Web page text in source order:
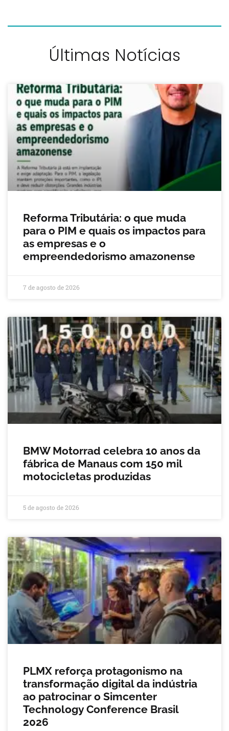
Últimas Notícias
Reforma Tributária: o que muda
para o PIM e quais os impactos para
as empresas e o
empreendedorismo amazonense
7 de agosto de 2026
BMW Motorrad celebra 10 anos da
fábrica de Manaus com 150 mil
motocicletas produzidas
5 de agosto de 2026
PLMX reforça protagonismo na
transformação digital da indústria
ao patrocinar o Simcenter
Technology Conference Brasil
2026